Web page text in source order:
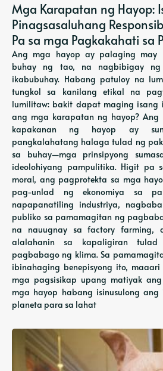
Mga Karapatan ng Hayop:
Pinagsasaluhang
Pa sa mga Pagkakahati sa
Ang mga hayop ay palaging may
buhay ng tao, na nagbibigay
ikabubuhay. Habang patuloy na
tungkol sa kanilang etikal na
lumilitaw: bakit dapat maging isang
ang mga karapatan ng hayop?
kapakanan ng hayop ay
pangkalahatang halaga tulad ng
sa buhay—mga prinsipyong
ideolohiyang pampulitika. Higit pa
moral, ang pagprotekta sa mga
pag-unlad ng ekonomiya sa
napapanatiling industriya,
publiko sa pamamagitan ng
na nauugnay sa factory farming,
alalahanin sa kapaligiran
pagbabago ng klima. Sa
ibinahaging benepisyong ito,
mga pagsisikap upang matiyak
mga hayop habang isinusulong ang
planeta para sa lahat